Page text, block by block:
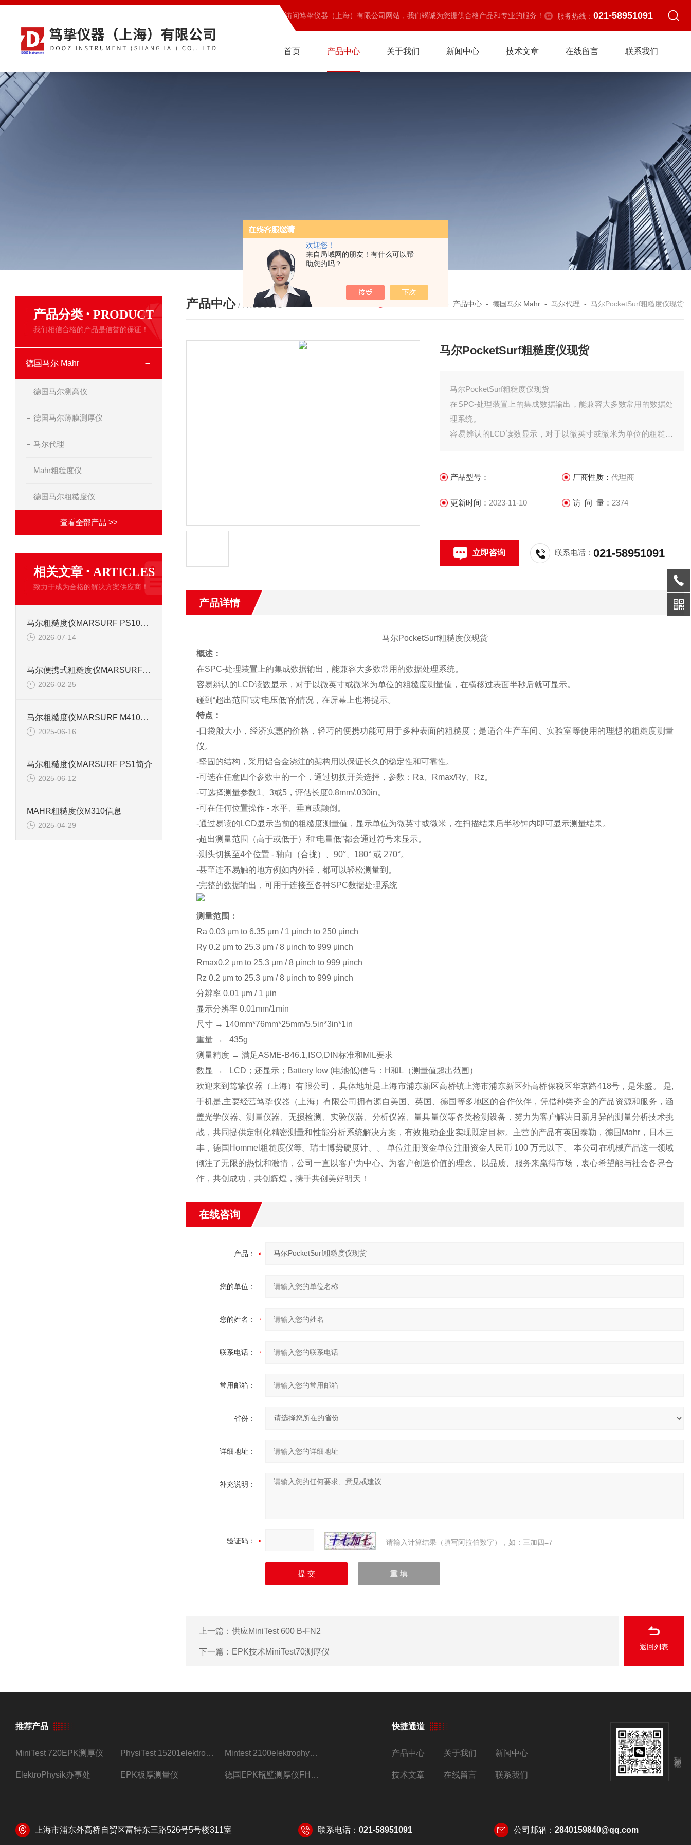
欢迎您！
来自局域网的朋友！有什么可以帮
助您的吗？
欢迎访问笃挚仪器（上海）有限公司网站，我们竭诚为您提供合格产品和专业的服务！ 服务热线： 021-58951091
首页 产品中心 关于我们 新闻中心 技术文章 在线留言 联系我们
产品分类 · PRODUCT
我们相信合格的产品是信誉的保证！
德国马尔 Mahr
德国马尔测高仪
德国马尔薄膜测厚仪
马尔代理
Mahr粗糙度仪
德国马尔粗糙度仪
查看全部产品 >>
相关文章 · ARTICLES
致力于成为合格的解决方案供应商！
马尔粗糙度仪MARSURF PS10信息
2026-07-14
马尔便携式粗糙度仪MARSURF M300信息
2026-02-25
马尔粗糙度仪MARSURF M410信息
2025-06-16
马尔粗糙度仪MARSURF PS1简介
2025-06-12
MAHR粗糙度仪M310信息
2025-04-29
产品中心 / PRODUCTS 产品中心 - 德国马尔 Mahr - 马尔代理 - 马尔PocketSurf粗糙度仪现货
马尔PocketSurf粗糙度仪现货
马尔PocketSurf粗糙度仪现货
在SPC-处理装置上的集成数据输出，能兼容大多数常用的数据处
理系统。
容易辨认的LCD读数显示，对于以微英寸或微米为单位的粗糙度
产品型号：
厂商性质： 代理商
更新时间： 2023-11-10 访 问 量： 2374
立即咨询 联系电话：021-58951091
产品详情
马尔PocketSurf粗糙度仪现货
概述：
在SPC-处理装置上的集成数据输出，能兼容大多数常用的数据处理系统。
容易辨认的LCD读数显示，对于以微英寸或微米为单位的粗糙度测量值，在横移过表面半秒后就可显示。
碰到“超出范围”或“电压低”的情况，在屏幕上也将提示。
特点：
-口袋般大小，经济实惠的价格，轻巧的便携功能可用于多种表面的粗糙度；是适合生产车间、实验室等使用的理想的粗糙度测量
仪。
-坚固的结构，采用铝合金浇注的架构用以保证长久的稳定性和可靠性。
-可选在任意四个参数中的一个，通过切换开关选择，参数：Ra、Rmax/Ry、Rz。
-可选择测量参数1、3或5，评估长度0.8mm/.030in。
-可在任何位置操作 - 水平、垂直或颠倒。
-通过易读的LCD显示当前的粗糙度测量值，显示单位为微英寸或微米，在扫描结果后半秒钟内即可显示测量结果。
-超出测量范围（高于或低于）和“电量低”都会通过符号来显示。
-测头切换至4个位置 - 轴向（合拢）、90°、180° 或 270°。
-甚至连不易触的地方例如内外径，都可以轻松测量到。
-完整的数据输出，可用于连接至各种SPC数据处理系统
测量范围：
Ra 0.03 μm to 6.35 μm / 1 μinch to 250 μinch
Ry 0.2 μm to 25.3 μm / 8 μinch to 999 μinch
Rmax0.2 μm to 25.3 μm / 8 μinch to 999 μinch
Rz 0.2 μm to 25.3 μm / 8 μinch to 999 μinch
分辨率 0.01 μm / 1 μin
显示分辨率 0.01mm/1min
尺寸 → 140mm*76mm*25mm/5.5in*3in*1in
重量 → 435g
测量精度 → 满足ASME-B46.1,ISO,DIN标准和MIL要求
数显 → LCD；还显示；Battery low (电池低)信号：H和L（测量值超出范围）
欢迎来到笃挚仪器（上海）有限公司， 具体地址是上海市浦东新区高桥镇上海市浦东新区外高桥保税区华京路418号，是朱盛。 是,
手机是,主要经营笃挚仪器（上海）有限公司拥有源自美国、英国、德国等多地区的合作伙伴，凭借种类齐全的产品资源和服务，涵
盖光学仪器、测量仪器、无损检测、实验仪器、分析仪器、量具量仪等各类检测设备，努力为客户解决日新月异的测量分析技术挑
战，共同提供定制化精密测量和性能分析系统解决方案，有效推动企业实现既定目标。主营的产品有英国泰勒，德国Mahr，日本三
丰，德国Hommel粗糙度仪等。瑞士博势硬度计。。 单位注册资金单位注册资金人民币 100 万元以下。 本公司在机械产品这一领域
倾注了无限的热忱和激情，公司一直以客户为中心、为客户创造价值的理念、以品质、服务来赢得市场，衷心希望能与社会各界合
作，共创成功，共创辉煌，携手共创美好明天！
在线咨询
产品：
您的单位：
您的姓名：
联系电话：
常用邮箱：
省份：
详细地址：
补充说明：
验证码： 请输入计算结果（填写阿拉伯数字），如：三加四=7
上一篇： 供应MiniTest 600 B-FN2
下一篇： EPK技术MiniTest70测厚仪
返回列表
推荐产品
MiniTest 720EPK测厚仪 PhysiTest 15201elektrophysik测厚仪 Mintest 2100elektrophysik代理
ElektroPhysik办事处 EPK板厚测量仪 德国EPK瓶壁测厚仪FH7200/FH7400
快捷通道
产品中心 关于我们 新闻中心
技术文章 在线留言 联系我们
上海市浦东外高桥自贸区富特东三路526号5号楼311室 联系电话： 021-58951091 公司邮箱： 2840159840@qq.com